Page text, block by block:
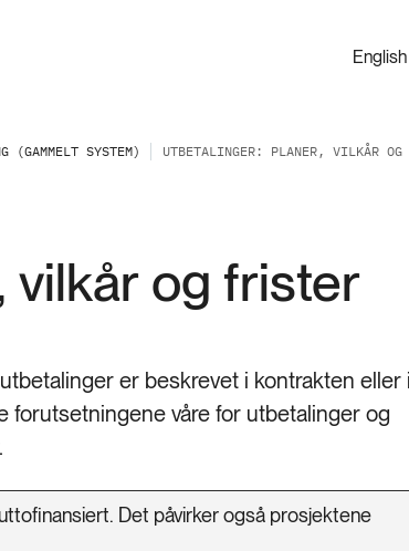
English
(GAMMELT SYSTEM) UTBETALINGER: PLANER, VILKÅR OG
vilkår og frister
er beskrevet i kontrakten eller i
forutsetningene våre for utbetalinger og
Det påvirker også prosjektene